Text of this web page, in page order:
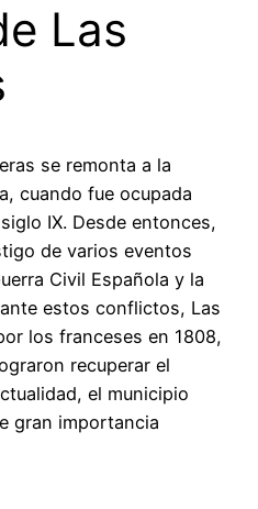
Las
se remonta a la
cuando fue ocupada
IX. Desde entonces,
de varios eventos
Civil Española y la
estos conflictos, Las
los franceses en 1808,
recuperar el
el municipio
gran importancia